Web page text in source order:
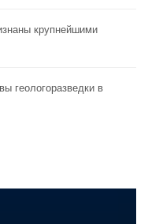
крупнейшими
геологоразведки в